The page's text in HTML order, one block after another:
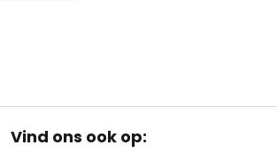
Vind ons ook op: